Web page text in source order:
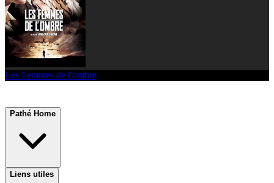
Les Femmes de l'ombre
Pathé Home
Liens utiles